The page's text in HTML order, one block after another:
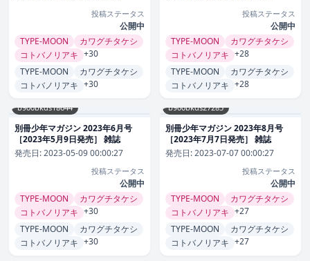
投稿ステータス
公開中
TYPE-MOON
カワグチタケシ
コトバノリアキ +30
TYPE-MOON
カワグチタケシ
コトバノリアキ +30
投稿ステータス
公開中
TYPE-MOON
カワグチタケシ
コトバノリアキ +28
TYPE-MOON
カワグチタケシ
コトバノリアキ +28
b900bkds18644
別冊少年マガジン 2023年6月号
［2023年5月9日発売］ 雑誌
発売日:2023-05-09 00:00:27
投稿ステータス
公開中
TYPE-MOON
カワグチタケシ
コトバノリアキ +30
TYPE-MOON
カワグチタケシ
コトバノリアキ +30
b900bkds27285
別冊少年マガジン 2023年8月号
［2023年7月7日発売］ 雑誌
発売日:2023-07-07 00:00:27
投稿ステータス
公開中
TYPE-MOON
カワグチタケシ
コトバノリアキ +27
TYPE-MOON
カワグチタケシ
コトバノリアキ +27